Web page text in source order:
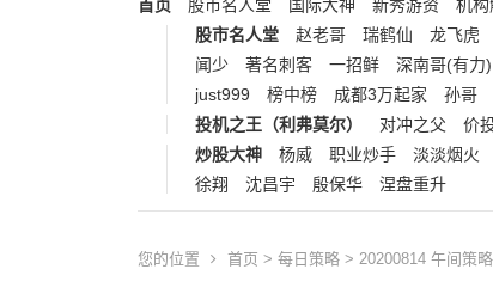
首页 股市名人堂 国际大神 新秀游资 机构
股市名人堂
赵老哥 瑞鹤仙 龙飞虎
闻少
著名刺客 一招鲜 深南哥(有力)
just999
榜中榜 成都3万起家 孙哥
投机之王（利弗莫尔）
对冲之父 价
炒股大神
杨威 职业炒手 淡淡烟火
徐翔
沈昌宇 殷保华 涅盘重升
您的位置 首页 > 每日策略 > 20200814 午间策